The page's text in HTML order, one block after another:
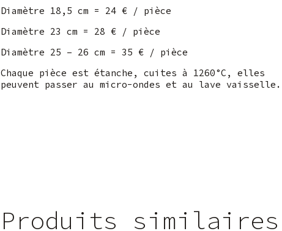
Diamètre 18,5 cm = 24 € / pièce
Diamètre 23 cm = 28 € / pièce
Diamètre 25 – 26 cm = 35 € / pièce
Chaque pièce est étanche, cuites à 1260°C, elles
peuvent passer au micro-ondes et au lave vaisselle.
Produits similaires